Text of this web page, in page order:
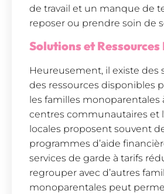
de travail et un manque de
reposer ou prendre soin de
Solutions et
Heureusement, il existe des
des ressources disponibles
les familles monoparentales
centres communautaires et
locales proposent souvent
programmes d’aide
services de garde à tarifs
regrouper avec d’autres
monoparentales peut